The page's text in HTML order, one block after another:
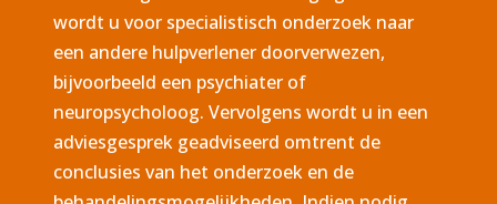
wordt u voor specialistisch onderzoek naar
een andere hulpverlener doorverwezen,
bijvoorbeeld een psychiater of
neuropsycholoog. Vervolgens wordt u in een
adviesgesprek geadviseerd omtrent de
conclusies van het onderzoek en de